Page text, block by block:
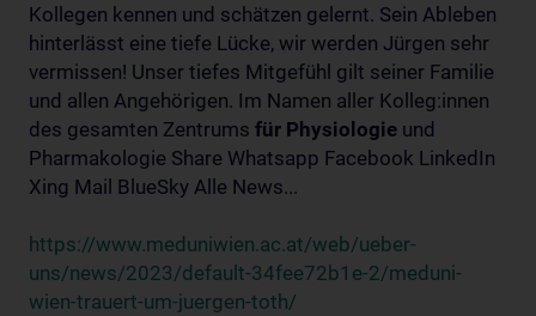
Kollegen kennen und schätzen gelernt. Sein Ableben
hinterlässt eine tiefe Lücke, wir werden Jürgen sehr
vermissen! Unser tiefes Mitgefühl gilt seiner Familie
und allen Angehörigen. Im Namen aller Kolleg:innen
des gesamten Zentrums für Physiologie und
Pharmakologie Share Whatsapp Facebook LinkedIn
Xing Mail BlueSky Alle News...
https://www.meduniwien.ac.at/web/ueber-
uns/news/2023/default-34fee72b1e-2/meduni-
wien-trauert-um-juergen-toth/